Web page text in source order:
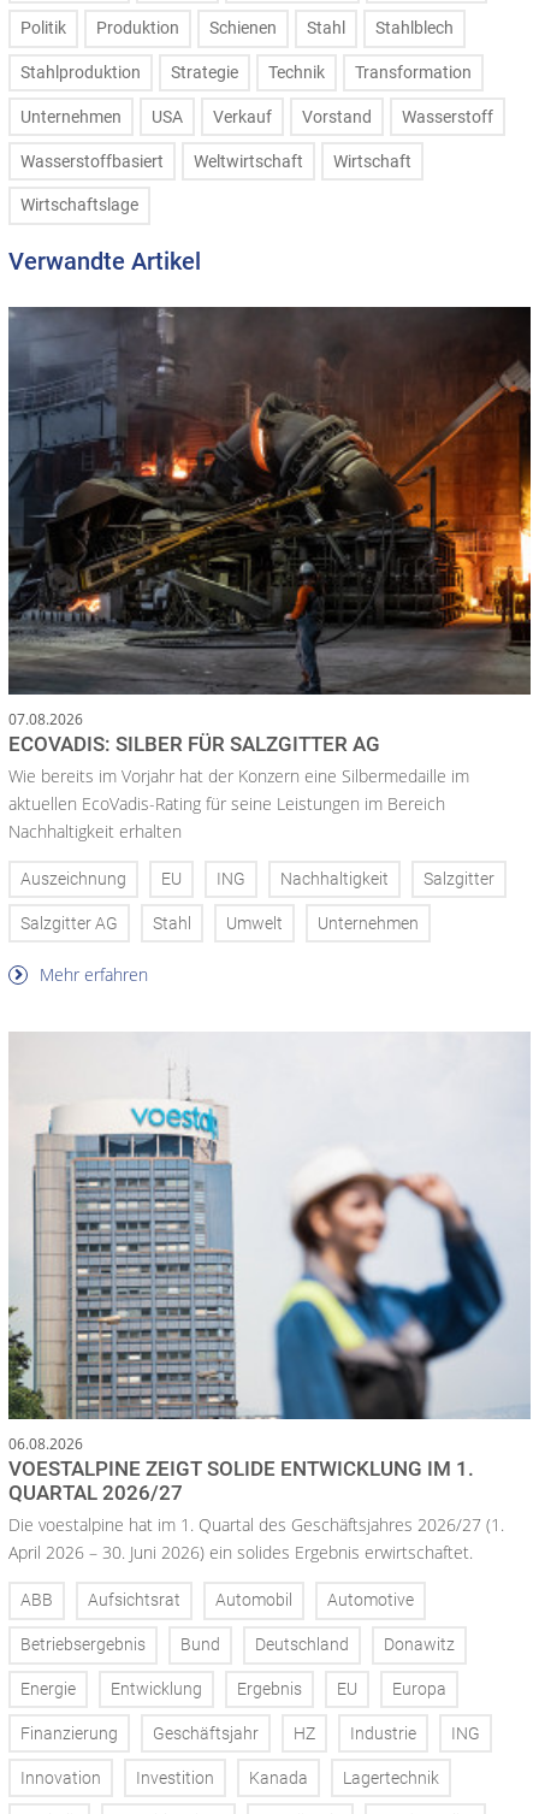
Politik Produktion Schienen Stahl Stahlblech
Stahlproduktion Strategie Technik Transformation
Unternehmen USA Verkauf Vorstand Wasserstoff
Wasserstoffbasiert Weltwirtschaft Wirtschaft
Wirtschaftslage
Verwandte Artikel
07.08.2026
ECOVADIS: SILBER FÜR SALZGITTER AG
Wie bereits im Vorjahr hat der Konzern eine Silbermedaille im
aktuellen EcoVadis-Rating für seine Leistungen im Bereich
Nachhaltigkeit erhalten
Auszeichnung EU ING Nachhaltigkeit Salzgitter
Salzgitter AG Stahl Umwelt Unternehmen
Mehr erfahren
06.08.2026
VOESTALPINE ZEIGT SOLIDE ENTWICKLUNG IM 1.
QUARTAL 2026/27
Die voestalpine hat im 1. Quartal des Geschäftsjahres 2026/27 (1.
April 2026 – 30. Juni 2026) ein solides Ergebnis erwirtschaftet.
ABB Aufsichtsrat Automobil Automotive
Betriebsergebnis Bund Deutschland Donawitz
Energie Entwicklung Ergebnis EU Europa
Finanzierung Geschäftsjahr HZ Industrie ING
Innovation Investition Kanada Lagertechnik